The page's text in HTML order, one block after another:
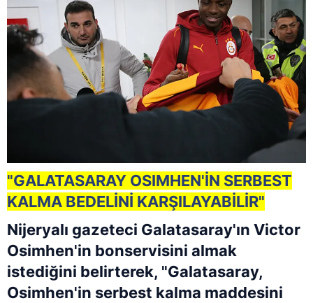
"GALATASARAY OSIMHEN'İN SERBEST
KALMA BEDELİNİ KARŞILAYABİLİR"
Nijeryalı gazeteci Galatasaray'ın Victor
Osimhen'in bonservisini almak
istediğini belirterek, "Galatasaray,
Osimhen'in serbest kalma maddesini